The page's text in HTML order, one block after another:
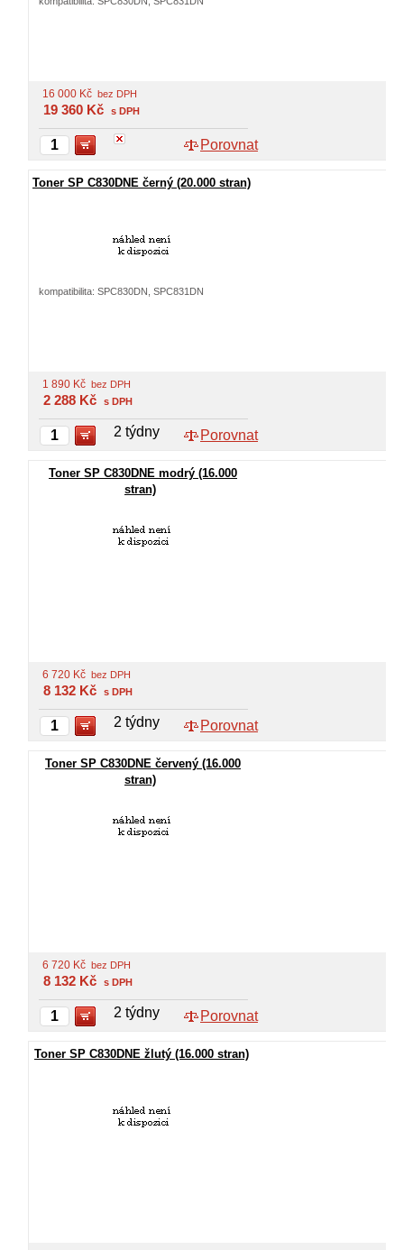
16 000 Kč bez DPH
19 360 Kč s DPH
Porovnat
Toner SP C830DNE černý (20.000 stran)
kompatibilita: SPC830DN, SPC831DN
1 890 Kč bez DPH
2 288 Kč s DPH
Porovnat
2 týdny
Toner SP C830DNE modrý (16.000
stran)
6 720 Kč bez DPH
8 132 Kč s DPH
Porovnat
2 týdny
Toner SP C830DNE červený (16.000
stran)
6 720 Kč bez DPH
8 132 Kč s DPH
Porovnat
2 týdny
Toner SP C830DNE žlutý (16.000 stran)